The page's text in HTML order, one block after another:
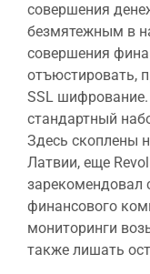
совершения
безмятежным в
совершения
отъюстировать,
SSL
стандартный
Здесь скоплены
Латвии, еще
зарекомендовал
финансового
мониторинги
также лишать